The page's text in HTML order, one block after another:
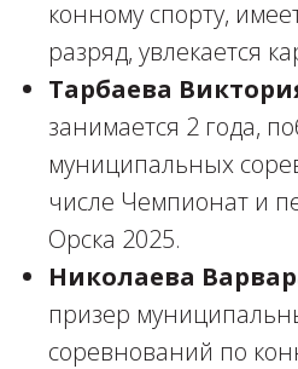
конному спорту,
разряд, увлекается
Тарбаева
занимается 2 года,
муниципальных
числе Чемпионат и
Орска 2025.
Николаева
призер
соревнований по